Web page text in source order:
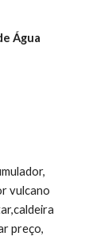
Água
vulcano
preço,